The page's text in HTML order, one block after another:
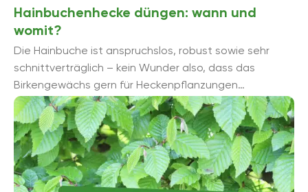
Hainbuchenhecke düngen: wann und
womit?
Die Hainbuche ist anspruchslos, robust sowie sehr
schnittverträglich – kein Wunder also, dass das
Birkengewächs gern für Heckenpflanzungen
verwendet wird. Wir zeigen, wie Sie die beliebte
Hainbuchenhecke fü...